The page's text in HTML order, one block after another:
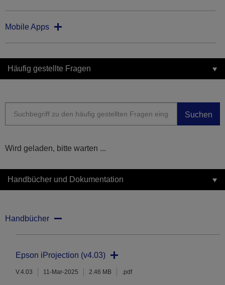
Mobile Apps
Häufig gestellte Fragen
Suchen
Wird geladen, bitte warten ...
Handbücher und Dokumentation
Handbücher
Epson iProjection (v4.03)
V.4.03 11-Mar-2025 2.46 MB .pdf